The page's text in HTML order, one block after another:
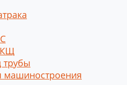
трубы
машиностроения